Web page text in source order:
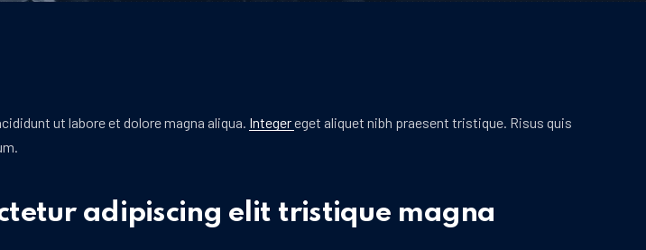
ut labore et dolore magna aliqua. Integereget aliquet nibh praesent tristique. Risus quis
adipiscing elit tristique magna